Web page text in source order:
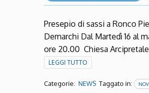
Presepio di sassi a Ronco
Demarchi Dal Martedì 16 al
ore 20.00 Chiesa
LEGGI TUTTO
Categorie: NEWS Taggato in: